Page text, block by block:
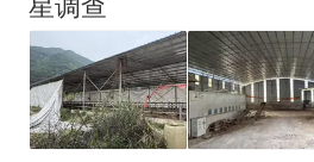
官方通报
热 那个在床
因老师一句“
人生
星调查